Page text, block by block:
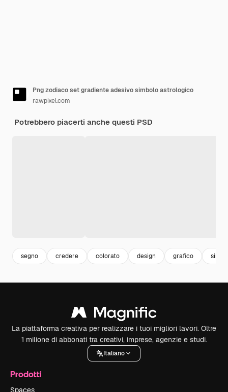
Png zodiaco set gradiente adesivo simbolo astrologico
rawpixel.com
Potrebbero piacerti anche questi PSD
segno credere colorato design grafico
La piattaforma creativa per realizzare i tuoi migliori lavori. Oltre
1 milione di abbonati tra creativi, imprese, agenzie e studi.
Italiano
Prodotti
Spaces